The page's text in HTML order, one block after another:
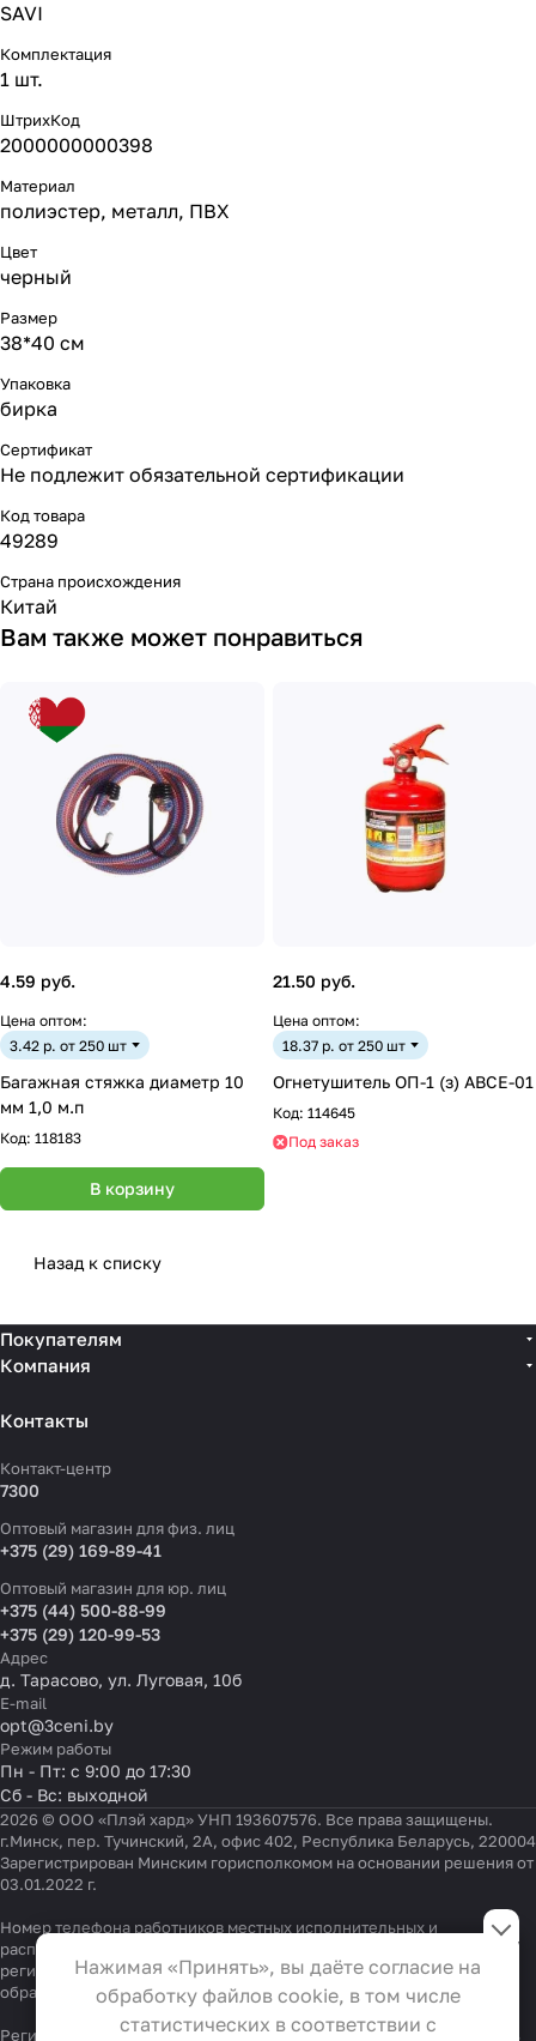
SAVI
Комплектация
1 шт.
ШтрихКод
2000000000398
Материал
полиэстер, металл, ПВХ
Цвет
черный
Размер
38*40 см
Упаковка
бирка
Сертификат
Не подлежит обязательной сертификации
Код товара
49289
Страна происхождения
Китай
Вам также может понравиться
4.59 руб.
Цена оптом:
3.42 р. от 250 шт
Багажная стяжка диаметр 10
мм 1,0 м.п
Код: 118183
В корзину
21.50 руб.
Цена оптом:
18.37 р. от 250 шт
Огнетушитель ОП-1 (з) АВСЕ-01
Код: 114645
Под заказ
Назад к списку
Покупателям
Компания
Контакты
Контакт-центр
7300
Оптовый магазин для физ. лиц
+375 (29) 169-89-41
Оптовый магазин для юр. лиц
+375 (44) 500-88-99
+375 (29) 120-99-53
Адрес
д. Тарасово, ул. Луговая, 10б
E-mail
opt@3ceni.by
Режим работы
Пн - Пт: с 9:00 до 17:30
Сб - Вс: выходной
2026 © ООО «Плэй хард» УНП 193607576. Все права защищены.
г.Минск, пер. Тучинский, 2А, офис 402, Республика Беларусь, 220004
Зарегистрирован Минским горисполкомом на основании решения от
03.01.2022 г.
Номер телефона работников местных исполнительных и
распорядительных органов по месту государственной
регистрации ООО «Плэй хард», уполномоченных рассматривать
обращения покупателей: +375 17 323-41-58, +375 17 370-30-64
Регистрационный номер в Торговом реестре Республики Беларусь
Функциональные
Эти файлы необходимы для
функционирования сайта и не
Нажимая «Принять», вы даёте согласие на
обработку файлов cookie, в том числе
статистических в соответствии с